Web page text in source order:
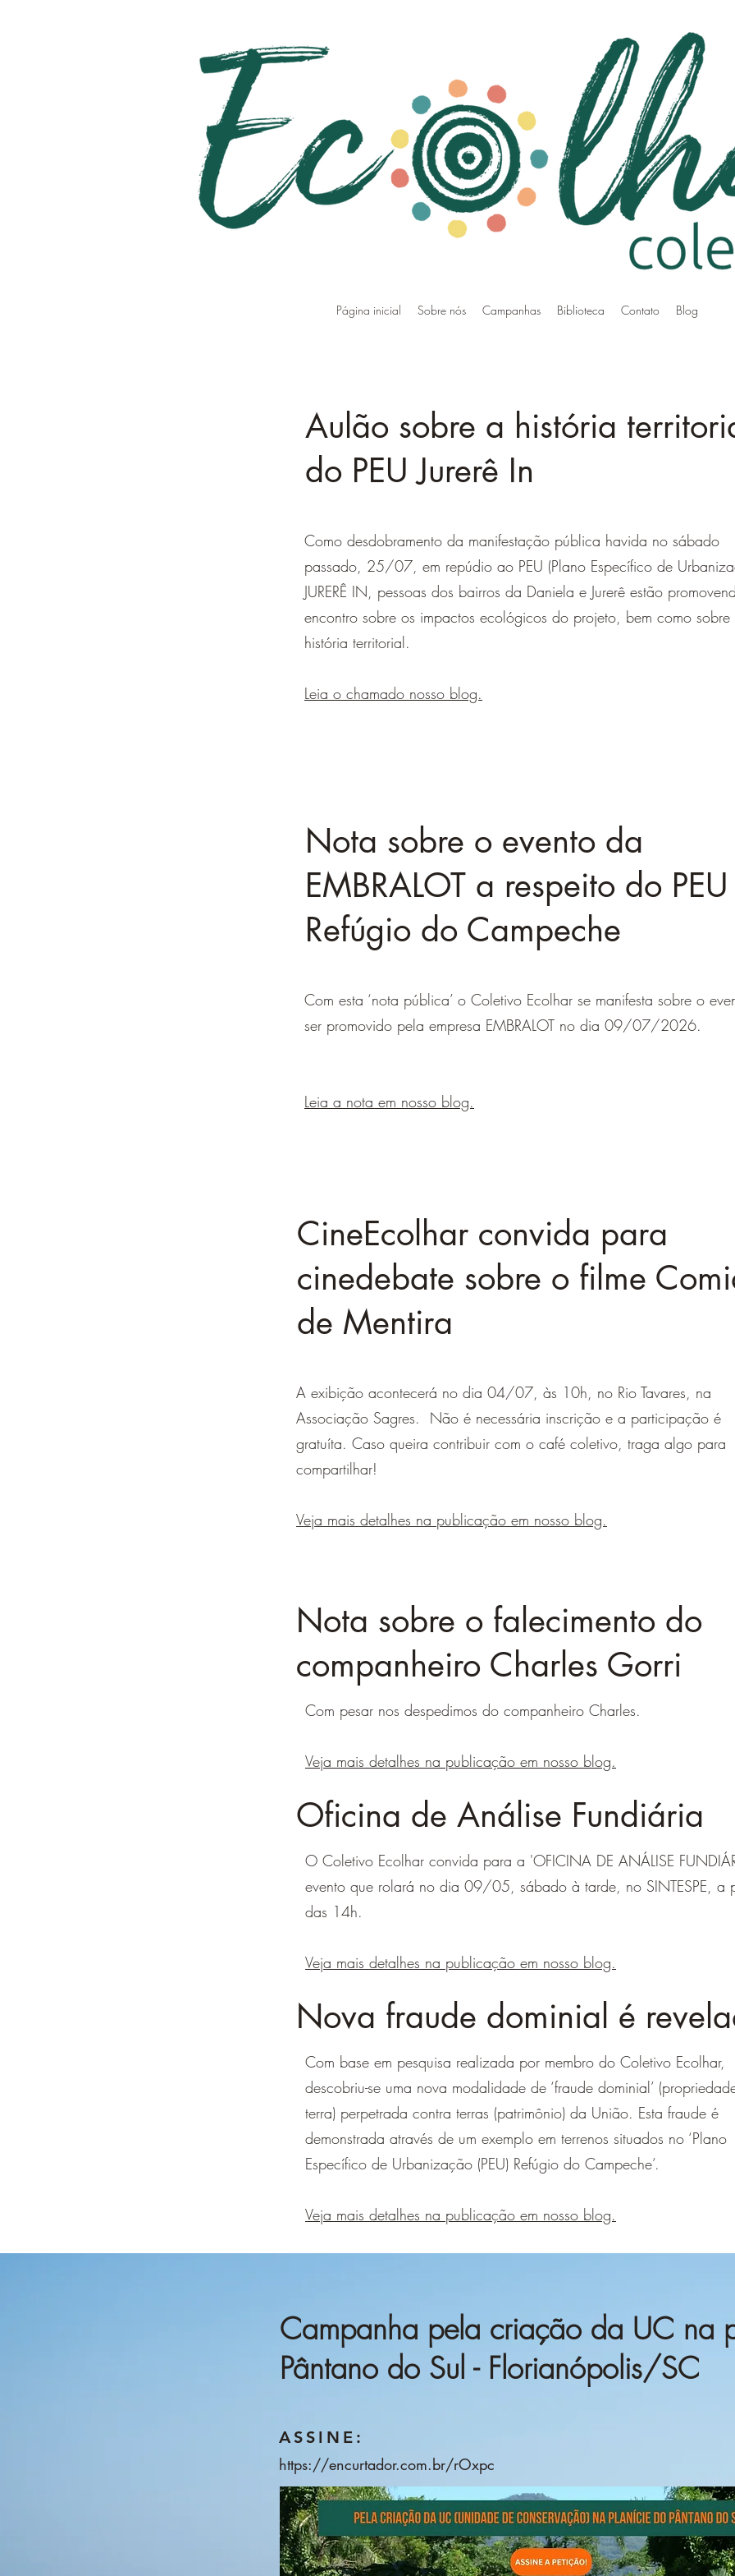
Página inicial Sobre nós Campanhas Biblioteca Contato Blog
Aulão sobre a história
do PEU Jurerê In
Como desdobramento da manifestação pública havida no sábado
passado, 25/07, em repúdio ao PEU (Plano Específico de
JURERÊ IN, pessoas dos bairros da Daniela e Jurerê estão
encontro sobre os impactos ecológicos do projeto, bem como sobre
história territorial.
Leia o chamado nosso blog.
Nota sobre o evento da
EMBRALOT a respeito do PEU
Refúgio do Campeche
Com esta ‘nota pública’ o Coletivo Ecolhar se manifesta sobre o
ser promovido pela empresa EMBRALOT no dia 09/07/2026.
Leia a nota em nosso blog.
CineEcolhar convida para
cinedebate sobre o filme
de Mentira
A exibição acontecerá no dia 04/07, às 10h, no Rio Tavares, na
Associação Sagres. Não é necessária inscrição e a participação é
gratuíta. Caso queira contribuir com o café coletivo, traga algo para
compartilhar!
Veja mais detalhes na publicação em nosso blog.
Nota sobre o falecimento do
companheiro Charles Gorri
Com pesar nos despedimos do companheiro Charles.
Veja mais detalhes na publicação em nosso blog.
Oficina de Análise Fundiária
O Coletivo Ecolhar convida para a 'OFICINA DE ANÁLISE
evento que rolará no dia 09/05, sábado à tarde, no SINTESPE, a
das 14h.
Veja mais detalhes na publicação em nosso blog.
Nova fraude dominial é
Com base em pesquisa realizada por membro do Coletivo Ecolhar,
descobriu-se uma nova modalidade de ‘fraude dominial’
terra) perpetrada contra terras (patrimônio) da União. Esta fraude é
demonstrada através de um exemplo em terrenos situados no ‘Plano
Específico de Urbanização (PEU) Refúgio do Campeche’.
Veja mais detalhes na publicação em nosso blog.
Campanha pela criação da UC na
Pântano do Sul - Florianópolis/SC
ASSINE:
https://encurtador.com.br/rOxpc